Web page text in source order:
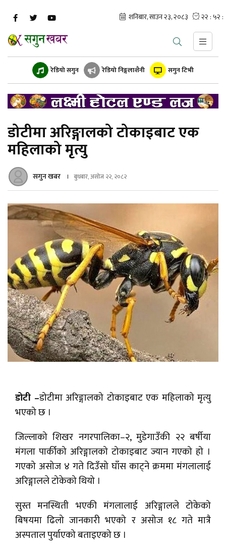
रेडियो सगुन रेडियो निङ्गलाशैनी सगुन टिभी
डोटीमा अरिङ्गालको टोकाइबाट एक
महिलाको मृत्यु
सगुन खबर बुधबार, असोज २२, २०८२
डोटी –डोटीमा अरिङ्गालको टोकाइबाट एक महिलाको मृत्यु
भएको छ ।
जिल्लाको शिखर नगरपालिका–२, मुडेगाउँकी २२ बर्षीया
मंगला पार्कीको अरिङ्गालको टोकाइबाट ज्यान गएको हो ।
गएको असोज ४ गते दिउँसो घाँस काट्ने क्रममा मंगलालाई
अरिङ्गालले टोकेको थियो ।
सुस्त मनस्थिती भएकी मंगलालाई अरिङ्गालले टोकेको
बिषयमा ढिलो जानकारी भएको र असोज १८ गते मात्रै
अस्पताल पुर्याएको बताइएको छ ।